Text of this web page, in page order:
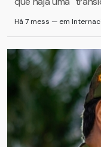
Há 7 mess — em